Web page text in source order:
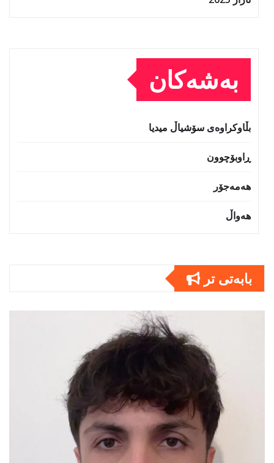
بەشەکان
بڵاوکراوەی سۆشیاڵ میدیا
ڕاوبۆچوون
هەمەجۆر
هەواڵ
بابەتى تر